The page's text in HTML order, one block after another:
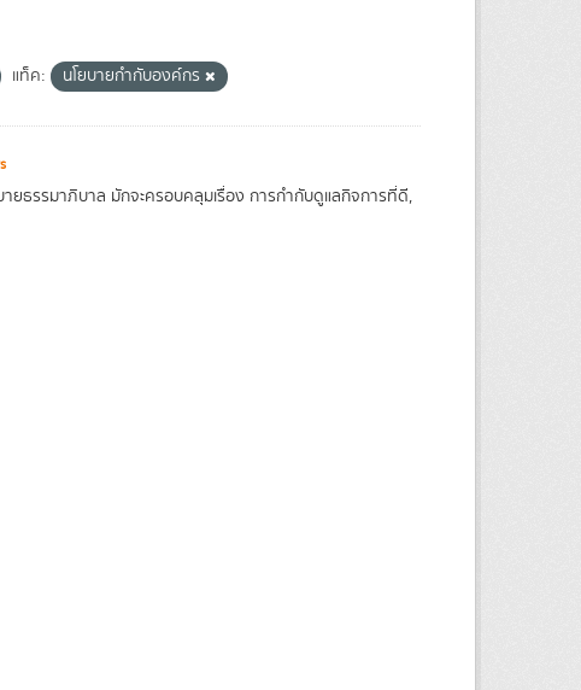
แท็ค: นโยบายกำกับองค์กร
ยธรรมาภิบาล มักจะครอบคลุมเรื่อง การกำกับดูแลกิจการที่ดี,